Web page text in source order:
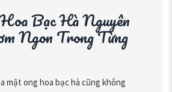
Bạc Hà Nguyên
Ngon Trong Từng
mật ong hoa bạc hà cũng không